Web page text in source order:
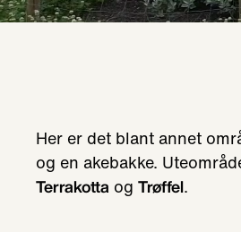
Her er det blant annet
og en akebakke.
Terrakotta og Trøffel.